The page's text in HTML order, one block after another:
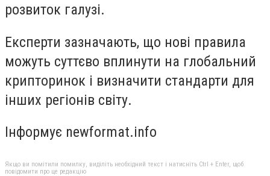
розвиток галузі.
Експерти зазначають, що нові правила
можуть суттєво вплинути на глобальний
крипторинок і визначити стандарти для
інших регіонів світу.
Інформує newformat.info
Якщо ви помітили помилку, виділіть необхідний текст і натисніть Ctrl + Enter, щоб
повідомити про це редакцію